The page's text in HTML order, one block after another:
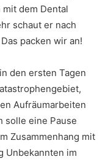
dem Dental
schaut er nach
packen wir an!
den ersten Tagen
Aufräumarbeiten
solle eine Pause
Zusammenhang mit
Unbekannten im